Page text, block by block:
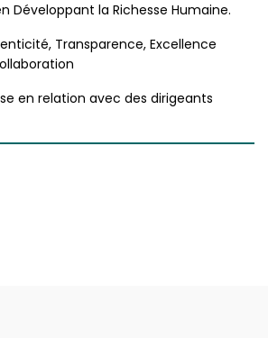
Développant la Richesse Humaine.
Transparence, Excellence
en relation avec des dirigeants